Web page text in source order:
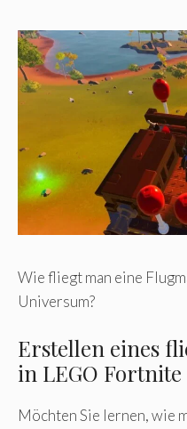
Wie fliegt man eine
Universum?
Erstellen eines
in LEGO Fortnite
Möchten Sie lernen, wie